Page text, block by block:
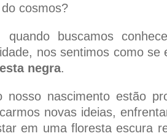
cosmos?
quando buscamos
nos sentimos como se
negra.
nascimento estão
novas ideias,
em uma floresta escura